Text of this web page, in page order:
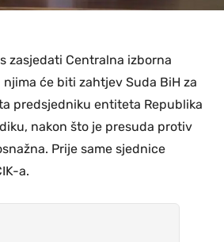
zasjedati Centralna izborna
njima će biti zahtjev Suda BiH za
predsjedniku entiteta Republika
nakon što je presuda protiv
Prije same sjednice
a.